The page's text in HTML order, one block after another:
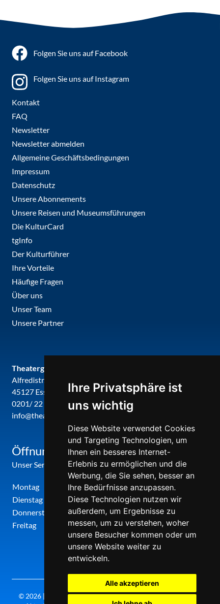
Ihre Privatsphäre ist
uns wichtig
Diese Website verwendet Cookies
und Targeting Technologien, um
Ihnen ein besseres Internet-
Erlebnis zu ermöglichen und die
Werbung, die Sie sehen, besser an
Ihre Bedürfnisse anzupassen.
Diese Technologien nutzen wir
außerdem, um Ergebnisse zu
messen, um zu verstehen, woher
unsere Besucher kommen oder um
unsere Website weiter zu
entwickeln.
Alle akzeptieren
Folgen Sie uns auf Facebook
Folgen Sie uns auf Instagram
Kontakt
FAQ
Newsletter
Newsletter abmelden
Allgemeine Geschäftsbedingungen
Impressum
Datenschutz
Unsere Abonnements
Unsere Reisen und Museumsführungen
Die KulturCard
tgInfo
Der Kulturführer
Ihre Vorteile
Häufige Fragen
Über uns
Unser Team
Unsere Partner
Theatergemeinde metropole ruhr
Alfredistr. 32
45127 Essen
0201/ 22 22 29
info@theatergemeinde-metropole-ruhr.de
Öffnungszeiten
Unser Service-Center ist zu folgenden Zeiten geöffnet
Montag
12:00 Uhr - 17:00 Uhr
Dienstag
09:00 Uhr - 12:00 Uhr
Donnerstag
09:00 Uhr - 12:00 Uhr
Freitag
09:00 Uhr - 12:00 Uhr
© 2026 | Theatergemeinde metropole ruhr | 2026/27 | Letzte